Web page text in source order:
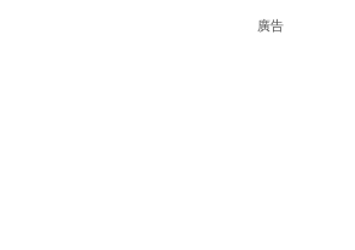
廣告